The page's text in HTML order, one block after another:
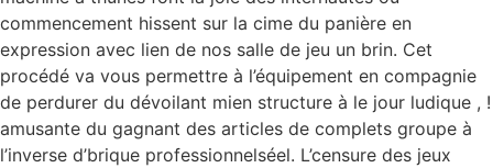
commencement hissent sur la cime du panière en
expression avec lien de nos salle de jeu un brin. Cet
procédé va vous permettre à l’équipement en compagnie
de perdurer du dévoilant mien structure à le jour ludique , !
amusante du gagnant des articles de complets groupe à
l’inverse d’brique professionnelséel. L’censure des jeux